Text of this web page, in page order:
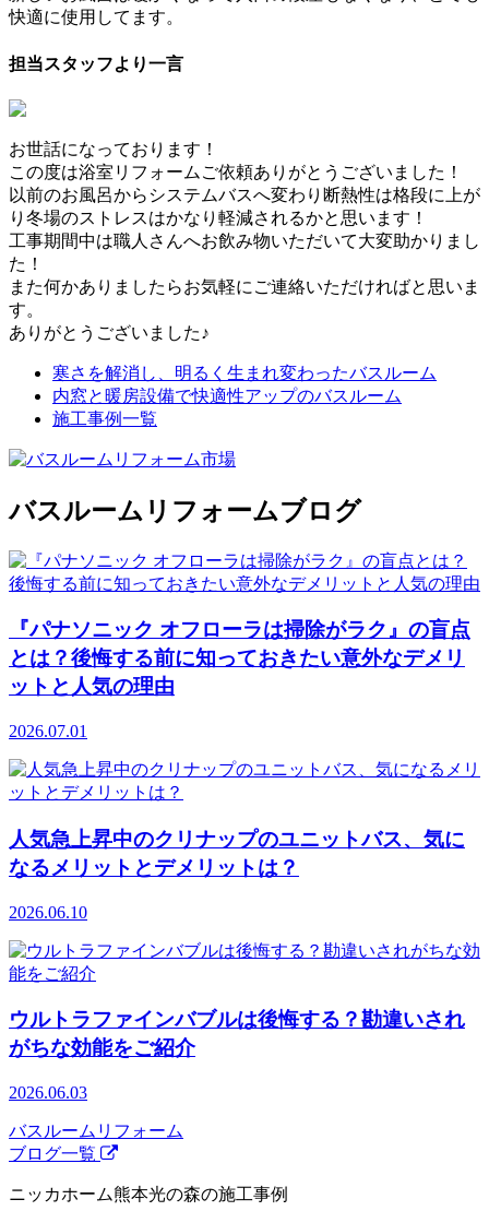
快適に使用してます。
担当スタッフより一言
お世話になっております！
この度は浴室リフォームご依頼ありがとうございました！
以前のお風呂からシステムバスへ変わり断熱性は格段に上が
り冬場のストレスはかなり軽減されるかと思います！
工事期間中は職人さんへお飲み物いただいて大変助かりまし
た！
また何かありましたらお気軽にご連絡いただければと思いま
す。
ありがとうございました♪
寒さを解消し、明るく生まれ変わったバスルーム
内窓と暖房設備で快適性アップのバスルーム
施工事例一覧
バスルームリフォームブログ
『パナソニック オフローラは掃除がラク』の盲点
とは？後悔する前に知っておきたい意外なデメリ
ットと人気の理由
2026.07.01
人気急上昇中のクリナップのユニットバス、気に
なるメリットとデメリットは？
2026.06.10
ウルトラファインバブルは後悔する？勘違いされ
がちな効能をご紹介
2026.06.03
バスルームリフォーム
ブログ一覧
ニッカホーム熊本光の森の施工事例